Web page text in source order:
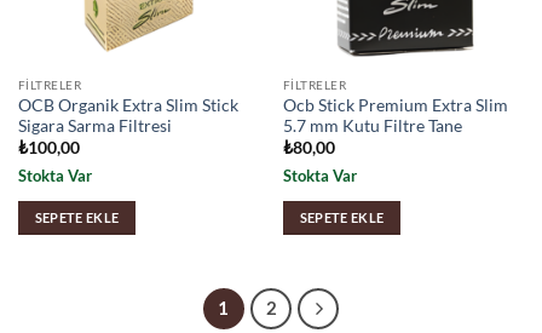
FILTRELER
OCB Organik Extra Slim Stick
Sigara Sarma Filtresi
₺100,00
Stokta Var
SEPETE EKLE
FILTRELER
Ocb Stick Premium Extra Slim
5.7 mm Kutu Filtre Tane
₺80,00
Stokta Var
SEPETE EKLE
1 2